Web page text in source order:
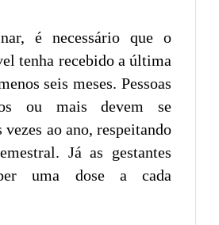
é necessário que o
tenha recebido a última
seis meses. Pessoas
ou mais devem se
ao ano, respeitando
Já as gestantes
uma dose a cada